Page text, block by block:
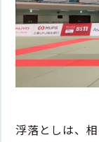
浮落としは、